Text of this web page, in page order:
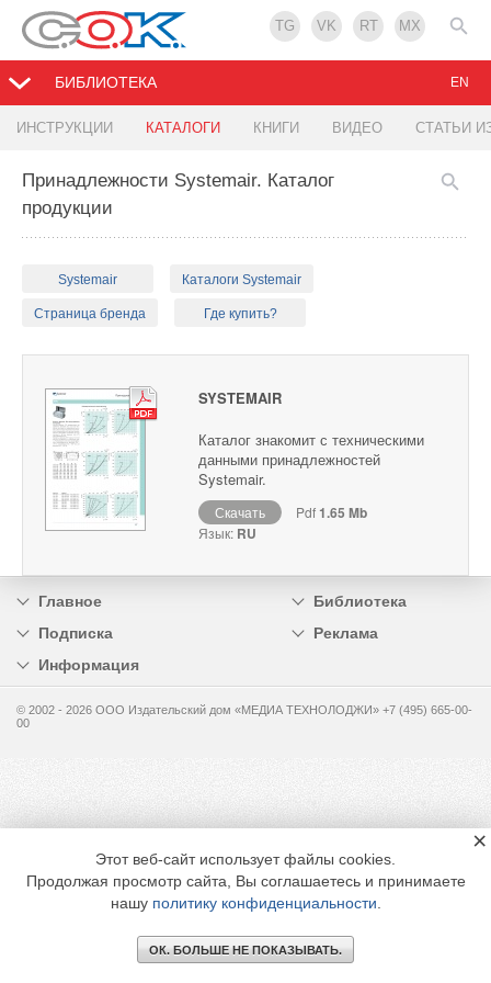
TG VK RT MX
БИБЛИОТЕКА
ИНСТРУКЦИИ КАТАЛОГИ КНИГИ ВИДЕО СТАТЬИ
EN
Принадлежности Systemair. Каталог
продукции
Systemair Каталоги Systemair
Страница бренда Где купить?
SYSTEMAIR
Каталог знакомит с техническими
данными принадлежностей
Systemair.
Скачать Pdf1.65 Mb
Язык: RU
Главное
Библиотека
Подписка
Реклама
Информация
© 2002 - 2026 OOO Издательский дом «МЕДИА ТЕХНОЛОДЖИ» +7 (495) 665-00-
00
Этот веб-сайт использует файлы cookies.
Продолжая просмотр сайта, Вы соглашаетесь и принимаете
нашу политику конфиденциальности
ОК. БОЛЬШЕ НЕ ПОКАЗЫВАТЬ.
×